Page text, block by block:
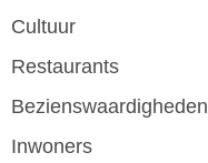
Cultuur
Restaurants
Bezienswaardigheden
Inwoners